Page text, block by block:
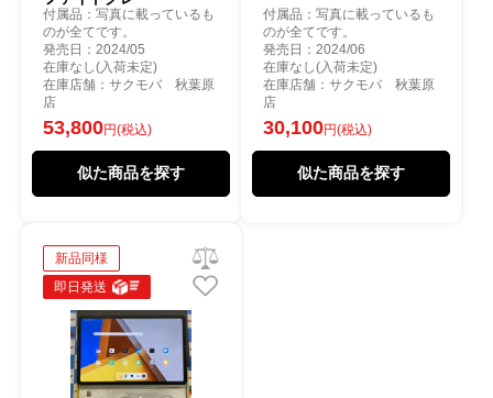
付属品：写真に載っているも
のが全てです。
発売日：2024/05
在庫なし(入荷未定)
在庫店舗：サクモバ 秋葉原
店
53,800円(税込)
似た商品を探す
付属品：写真に載っているも
のが全てです。
発売日：2024/06
在庫なし(入荷未定)
在庫店舗：サクモバ 秋葉原
店
30,100円(税込)
似た商品を探す
新品同様
即日発送